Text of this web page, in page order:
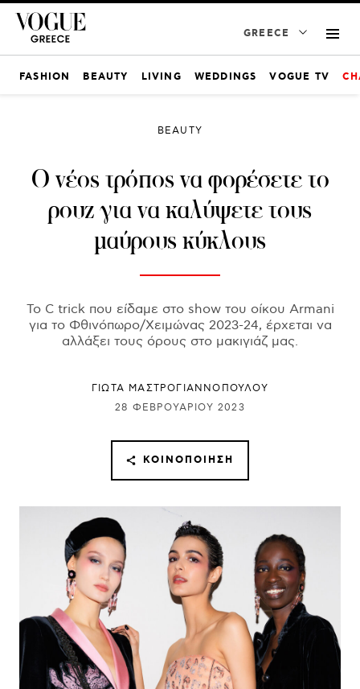
GREECE
FASHION BEAUTY LIVING WEDDINGS VOGUE TV
BEAUTY
Ο νέος τρόπος να φορέσετε το
ρουζ για να καλύψετε τους
μαύρους κύκλους
Το C trick που είδαμε στο show του οίκου Armani
για το Φθινόπωρο/Χειμώνας 2023-24, έρχεται να
αλλάξει τους όρους στο μακιγιάζ μας.
ΓΙΩΤΑ ΜΑΣΤΡΟΓΙΑΝΝΟΠΟΥΛΟΥ
28 ΦΕΒΡΟΥΑΡΊΟΥ 2023
ΚΟΙΝΟΠΟΊΗΣΗ